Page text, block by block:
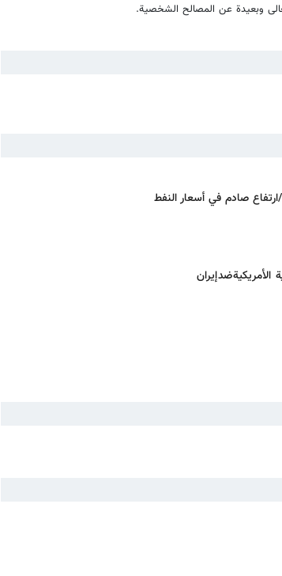
وبعيدة عن المصالح الشخصية.
صادم في أسعار النفط
ضد إيران